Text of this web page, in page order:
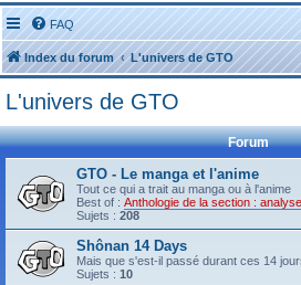
FAQ
Index du forum L'univers de GTO
L'univers de GTO
Forum
GTO - Le manga et l'anime
Tout ce qui a trait au manga ou à l'anime
Best of : Anthologie de la section :
Sujets : 208
Shônan 14 Days
Mais que s'est-il passé durant ces 14
Sujets : 10